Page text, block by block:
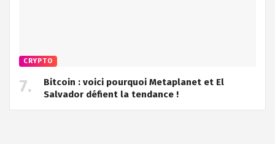
CRYPTO
Bitcoin : voici pourquoi Metaplanet et El
Salvador défient la tendance !